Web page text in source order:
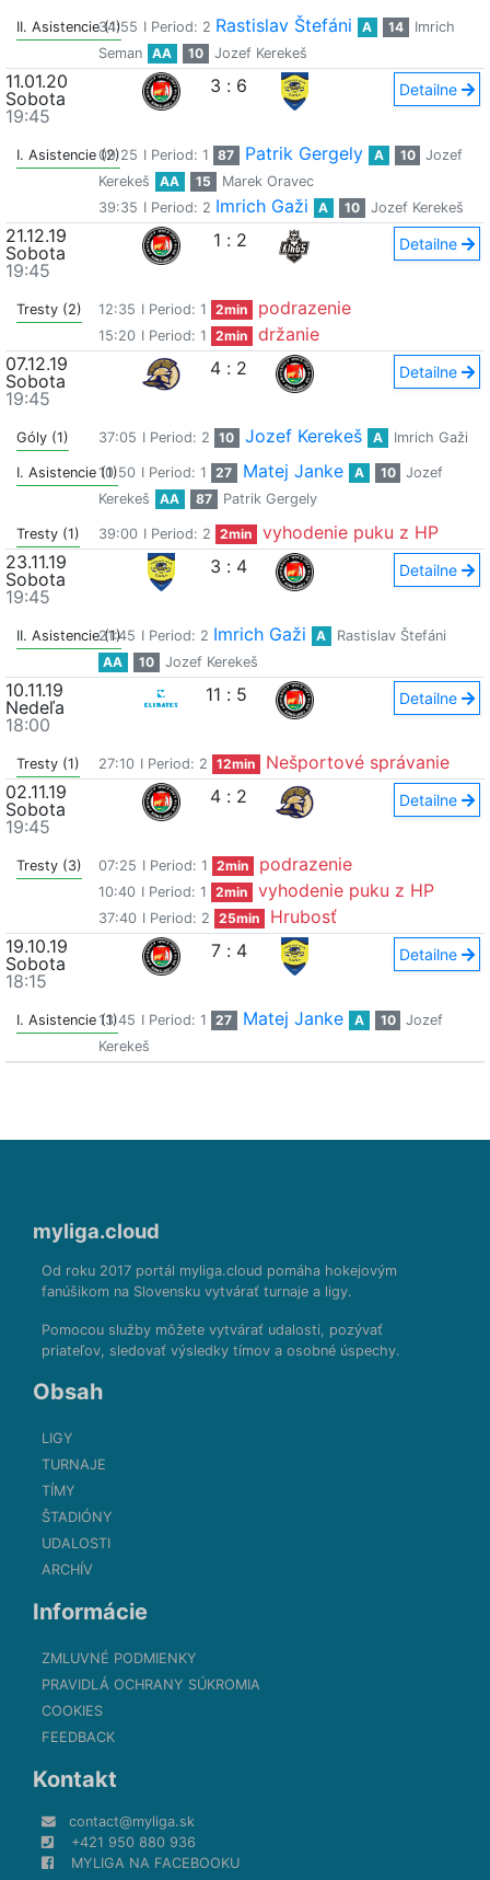
II. Asistencie (1)
34:55 I Period: 2 Rastislav Štefáni A 14
Imrich
Seman
AA 10 Jozef Kerekeš
11.01.20
Sobota
19:45
3 : 6 Detailne
I. Asistencie (2)09:25 I Period: 1 87 Patrik Gergely A 10
Jozef
Kerekeš
AA 15
Marek Oravec
39:35 I Period: 2 Imrich Gaži A 10 Jozef Kerekeš
21.12.19
Sobota
19:45
1 : 2 Detailne
Tresty (2) 12:35 I Period: 1 2min podrazenie
15:20 I Period: 1 2min
držanie
07.12.19
Sobota
19:45
4 : 2 Detailne
Góly (1) 37:05 I Period: 2 10 Jozef Kerekeš A Imrich Gaži
I. Asistencie (1)10:50 I Period: 1 27 Matej Janke A 10
Jozef
Kerekeš
AA 87 Patrik Gergely
Tresty (1) 39:00 I Period: 2 2min
vyhodenie puku z HP
23.11.19
Sobota
19:45
3 : 4 Detailne
II. Asistencie (1)
21:45 I Period: 2 Imrich Gaži A
Rastislav Štefáni
AA
10 Jozef Kerekeš
10.11.19
Nedeľa
18:00
11 : 5 Detailne
Tresty (1) 27:10 I Period: 2 12min
Nešportové správanie
02.11.19
Sobota
19:45
4 : 2 Detailne
Tresty (3) 07:25 I Period: 1 2min podrazenie
10:40 I Period: 1 2min vyhodenie puku z HP
37:40 I Period: 2 25min
Hrubosť
19.10.19
Sobota
18:15
7 : 4 Detailne
I. Asistencie (1)13:45 I Period: 1 27 Matej Janke A 10
Jozef
Kerekeš
myliga.cloud
Od roku 2017 portál myliga.cloud pomáha hokejovým
fanúšikom na Slovensku vytvárať turnaje a ligy.
Pomocou služby môžete vytvárať udalosti, pozývať
priateľov, sledovať výsledky tímov a osobné úspechy.
Obsah
LIGY
TURNAJE
TÍMY
ŠTADIÓNY
UDALOSTI
ARCHÍV
Informácie
ZMLUVNÉ PODMIENKY
PRAVIDLÁ OCHRANY SÚKROMIA
COOKIES
FEEDBACK
Kontakt
contact@myliga.sk
+421 950 880 936
MYLIGA NA FACEBOOKU